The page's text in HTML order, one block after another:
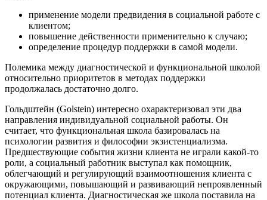
применение модели предвидения в социальной работе с
клиентом;
повышение действенности применительно к случаю;
определение процедур поддержки в самой модели.
Полемика между диагностической и функциональной школой
относительно приоритетов в методах поддержки
продолжалась достаточно долго.
Гольдштейн (Golstein) интересно охарактеризовал эти два
направления индивидуальной социальной работы. Он
считает, что функциональная школа базировалась на
психологии развития и философии экзистенциализма.
Предшествующие события жизни клиента не играли какой-то
роли, а социальный работник выступал как помощник,
облегчающий и регулирующий взаимоотношения клиента с
окружающими, повышающий и развивающий непроявленный
потенциал клиента. Диагностическая же школа поставила на